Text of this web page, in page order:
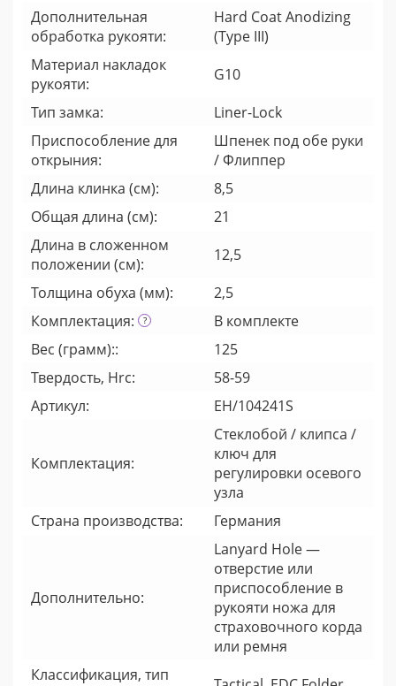
Дополнительная
обработка рукояти:
Hard Coat Anodizing
(Type III)
Материал накладок
рукояти:
G10
Тип замка:
Liner-Lock
Приспособление для
открыния:
Шпенек под обе руки
/ Флиппер
Длина клинка (см):
8,5
Общая длина (см):
21
Длина в сложенном
положении (см):
12,5
Толщина обуха (мм):
2,5
Комплектация:
В комплекте
Вес (грамм)::
125
Твердость, Hrc:
58-59
Артикул:
EH/104241S
Комплектация:
Стеклобой / клипса /
ключ для
регулировки осевого
узла
Страна производства:
Германия
Дополнительно:
Lanyard Hole —
отверстие или
приспособление в
рукояти ножа для
страховочного корда
или ремня
Классификация, тип